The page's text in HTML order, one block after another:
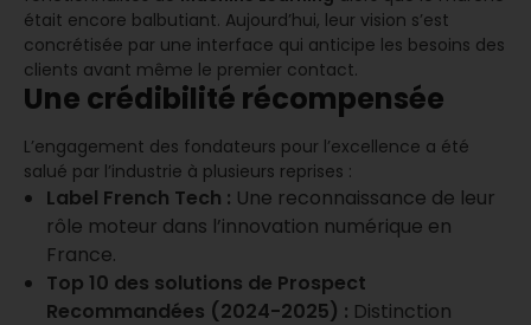
était encore balbutiant. Aujourd’hui, leur vision s’est
concrétisée par une interface qui anticipe les besoins des
clients avant même le premier contact.
Une crédibilité récompensée
L’engagement des fondateurs pour l’excellence a été
salué par l’industrie à plusieurs reprises :
Label French Tech : Une reconnaissance de leur
rôle moteur dans l’innovation numérique en
France.
Top 10 des solutions de Prospect
Recommandées (2024-2025) : Distinction